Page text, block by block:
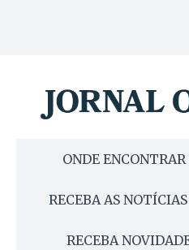
ONDE
RECEBA AS
RECEBA